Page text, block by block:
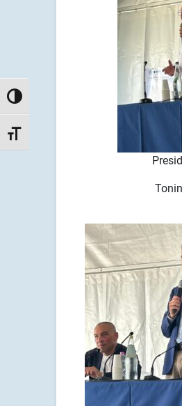
Attiva/disattiva alto contrasto
Attiva/disattiva dimensione testo